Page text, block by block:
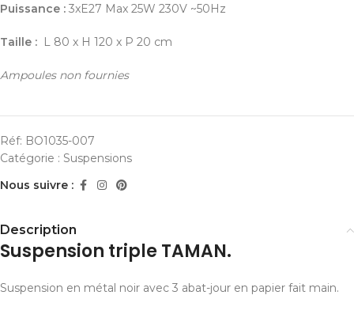
Puissance : 3xE27 Max 25W 230V ~50Hz
Taille : L 80 x H 120 x P 20 cm
Ampoules non fournies
Réf: BO1035-007
Catégorie : Suspensions
Nous suivre :
Description
Suspension triple TAMAN.
Suspension en métal noir avec 3 abat-jour en papier fait main.